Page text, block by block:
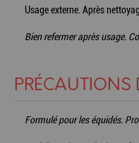
Usage externe. Après
Bien refermer après usage.
PRÉCAUTIONS
Formulé pour les équidés.